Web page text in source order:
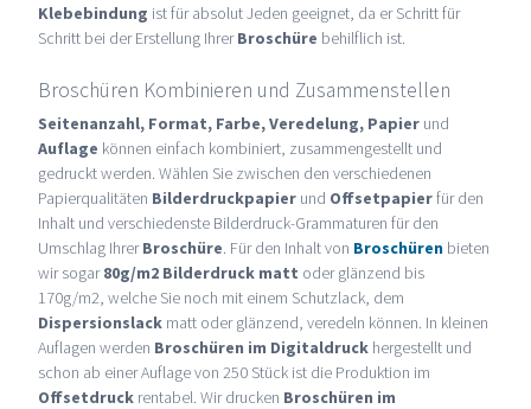
Klebebindung ist für absolut Jeden geeignet, da er Schritt für
Schritt bei der Erstellung IhrerBroschüre behilflich ist.
Broschüren Kombinieren und Zusammenstellen
Seitenanzahl, Format, Farbe, Veredelung, Papier und
Auflage können einfach kombiniert, zusammengestellt und
gedruckt werden. Wählen Sie zwischen den verschiedenen
Papierqualitäten Bilderdruckpapier und Offsetpapierfür den
Inhalt und verschiedenste Bilderdruck-Grammaturen für den
Umschlag IhrerBroschüre. Für den Inhalt von Broschüren bieten
wir sogar80g/m2 Bilderdruck matt oder glänzend bis
170g/m2, welche Sie noch mit einem Schutzlack, dem
Dispersionslack matt oder glänzend, veredeln können. In kleinen
Auflagen werden Broschüren im Digitaldruck hergestellt und
schon ab einer Auflage von 250 Stück ist die Produktion im
Offsetdruck rentabel. Wir drucken Broschüren im